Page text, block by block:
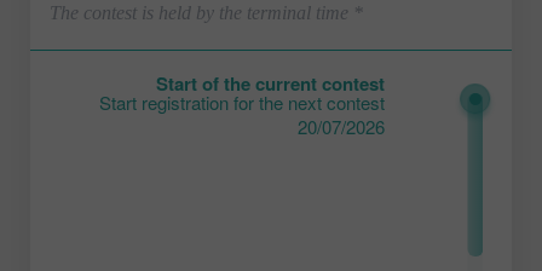
* The contest is held by the terminal time
Start of the current contest
Start registration for the next contest
20/07/2026